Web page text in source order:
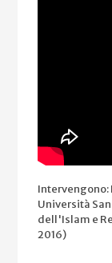
Intervengono:
Università
dell'Islam e
2016)